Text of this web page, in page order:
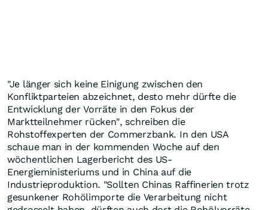
"Je länger sich keine Einigung zwischen den
Konfliktparteien abzeichnet, desto mehr dürfte die
Entwicklung der Vorräte in den Fokus der
Marktteilnehmer rücken", schreiben die
Rohstoffexperten der Commerzbank. In den USA
schaue man in der kommenden Woche auf den
wöchentlichen Lagerbericht des US-
Energieministeriums und in China auf die
Industrieproduktion. "Sollten Chinas Raffinerien trotz
gesunkener Rohölimporte die Verarbeitung nicht